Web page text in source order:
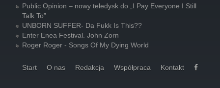
Public Opinion – nowy teledysk do „I Pay Everyone I Still
Talk To”
UNBORN SUFFER- Da Fukk Is This??
Enter Enea Festival. John Zorn
Roger Roger - Songs Of My Dying World
Start O nas Redakcja Współpraca Kontakt